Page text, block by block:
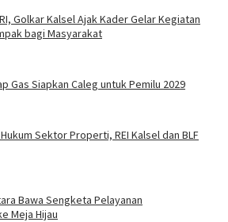
Golkar Kalsel Ajak Kader Gelar Kegiatan
bagi Masyarakat
Gas Siapkan Caleg untuk Pemilu 2029
Sektor Properti, REI Kalsel dan BLF
Bawa Sengketa Pelayanan
Meja Hijau